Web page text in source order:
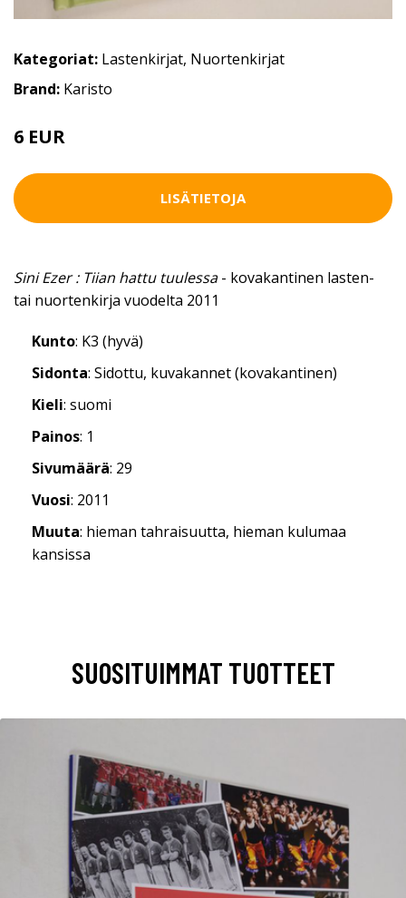
Kategoriat: Lastenkirjat, Nuortenkirjat
Brand: Karisto
6 EUR
LISÄTIETOJA
Sini Ezer : Tiian hattu tuulessa- kovakantinen lasten-
tai nuortenkirja vuodelta 2011
Kunto: K3 (hyvä)
Sidonta: Sidottu, kuvakannet (kovakantinen)
Kieli: suomi
Painos: 1
Sivumäärä: 29
Vuosi: 2011
Muuta: hieman tahraisuutta, hieman kulumaa
kansissa
SUOSITUIMMAT TUOTTEET